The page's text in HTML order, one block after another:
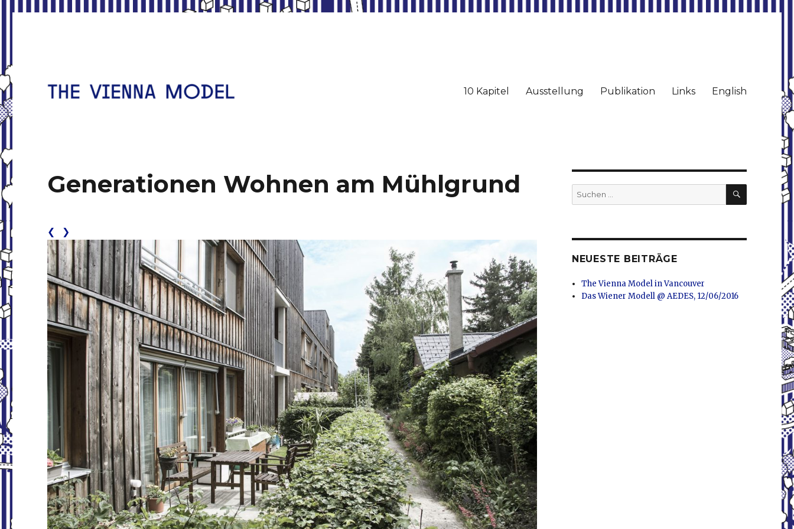
10 Kapitel Ausstellung Publikation Links English
Generationen Wohnen am Mühlgrund
❮ ❯
Suchen
nach:
SUCHEN
NEUESTE BEITRÄGE
The Vienna Model in Vancouver
Das Wiener Modell @ AEDES, 12/06/2016